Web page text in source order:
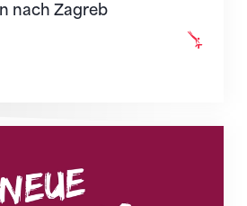
nach Zagreb
ab 1. August 2026